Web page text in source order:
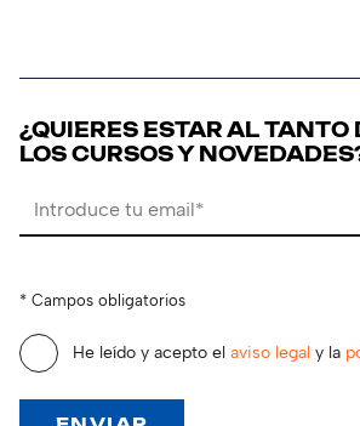
¿QUIERES ESTAR AL TANTO
LOS CURSOS Y
* Campos obligatorios
He leído y acepto el aviso legal y la